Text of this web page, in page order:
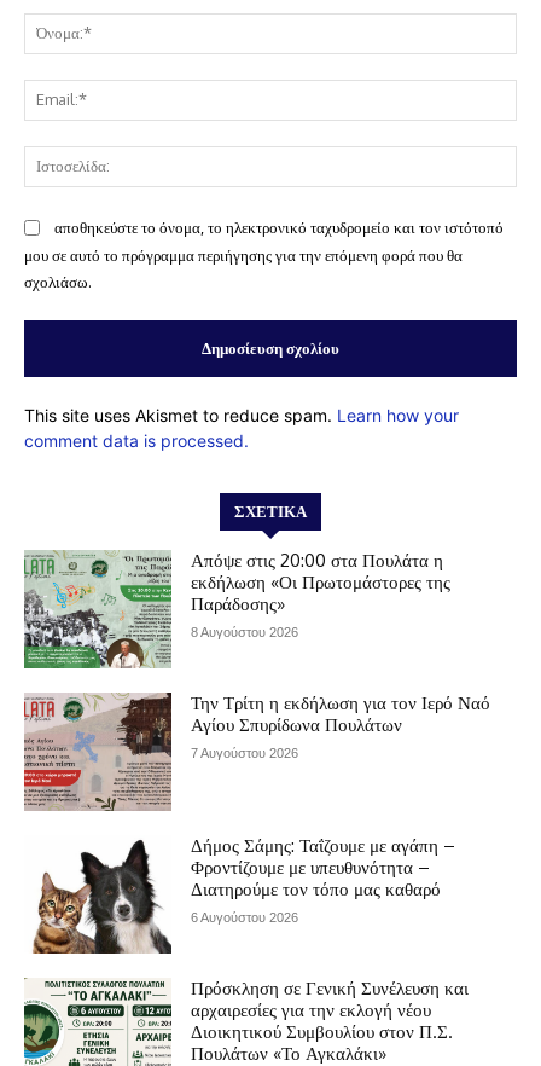
αποθηκεύστε το όνομα, το ηλεκτρονικό ταχυδρομείο και τον ιστότοπό
μου σε αυτό το πρόγραμμα περιήγησης για την επόμενη φορά που θα
σχολιάσω.
This site uses Akismet to reduce spam. Learn how your
comment data is processed.
ΣΧΕΤΙΚΆ
Απόψε στις 20:00 στα Πουλάτα η
εκδήλωση «Οι Πρωτομάστορες της
Παράδοσης»
8 Αυγούστου 2026
Την Τρίτη η εκδήλωση για τον Ιερό Ναό
Αγίου Σπυρίδωνα Πουλάτων
7 Αυγούστου 2026
Δήμος Σάμης: Ταΐζουμε με αγάπη –
Φροντίζουμε με υπευθυνότητα –
Διατηρούμε τον τόπο μας καθαρό
6 Αυγούστου 2026
Πρόσκληση σε Γενική Συνέλευση και
αρχαιρεσίες για την εκλογή νέου
Διοικητικού Συμβουλίου στον Π.Σ.
Πουλάτων «Το Αγκαλάκι»